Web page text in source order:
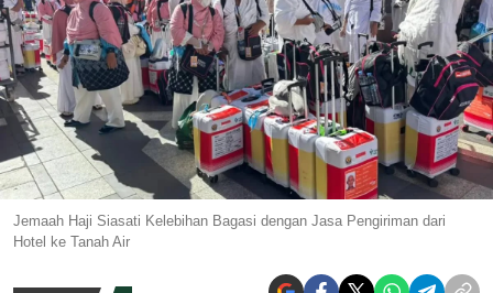
Jemaah Haji Siasati Kelebihan Bagasi dengan Jasa Pengiriman dari
Hotel ke Tanah Air